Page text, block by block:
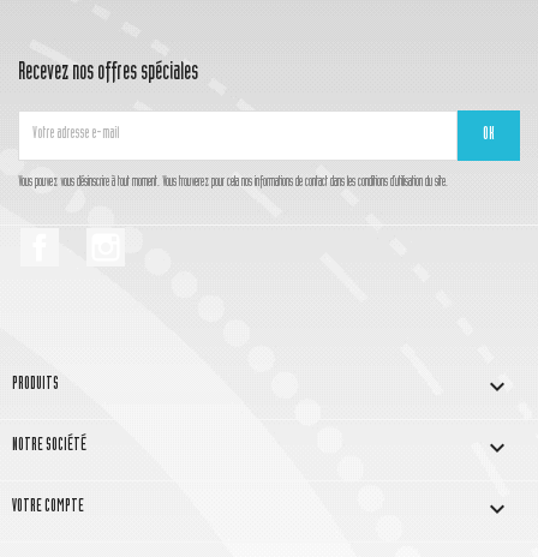
Recevez nos offres spéciales
Vous pouvez vous désinscrire à tout moment. Vous trouverez pour cela nos informations de contact dans les conditions d'utilisation du site.
PRODUITS 
NOTRE SOCIÉTÉ 
VOTRE COMPTE 